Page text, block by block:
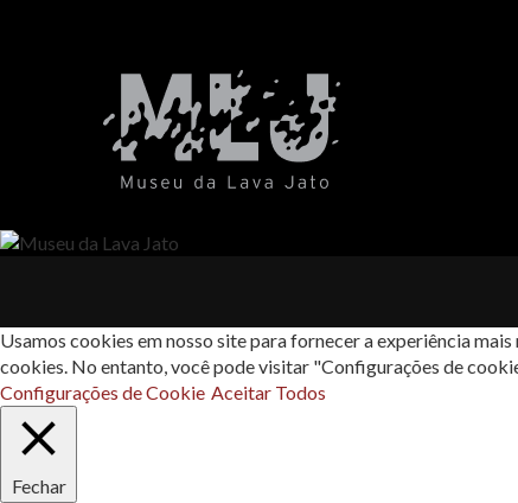
Usamos cookies em nosso site para fornecer a experiência
cookies. No entanto, você pode visitar "Configurações de
Configurações de Cookie Aceitar Todos
Fechar